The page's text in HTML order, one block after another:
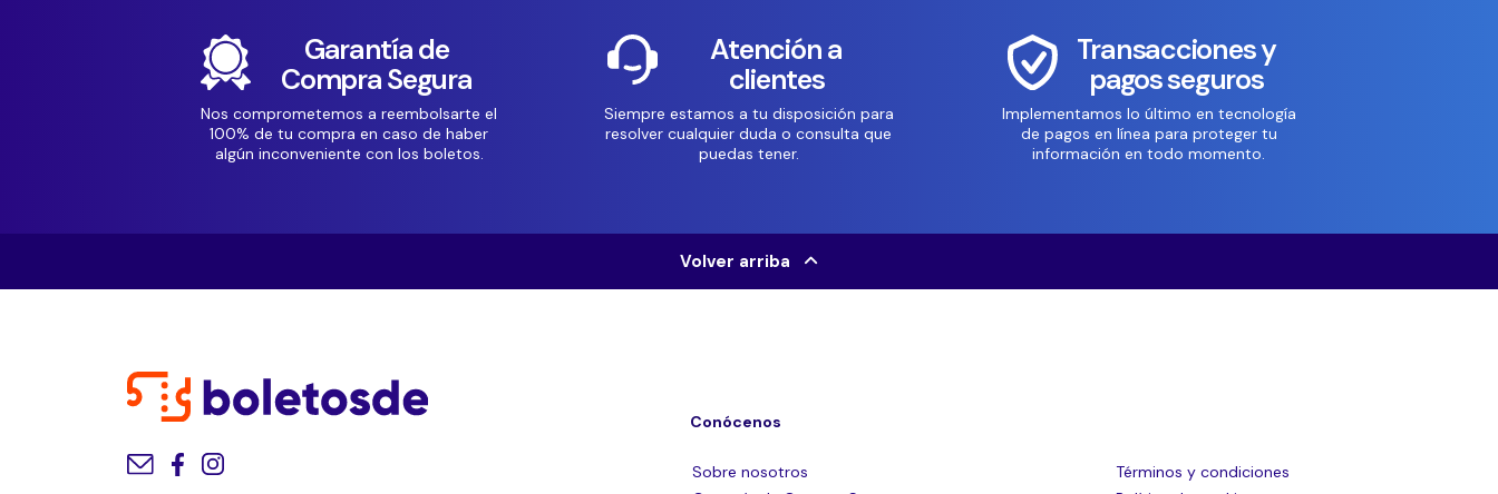
Garantía de
Compra Segura
Nos comprometemos a reembolsarte el
100% de tu compra en caso de haber
algún inconveniente con los boletos.
Atención a
clientes
Siempre estamos a tu disposición para
resolver cualquier duda o consulta que
puedas tener.
Transacciones y
pagos seguros
Implementamos lo último en tecnología
de pagos en línea para proteger tu
información en todo momento.
Volver arriba
Conócenos
Sobre nosotros
Términos y condiciones